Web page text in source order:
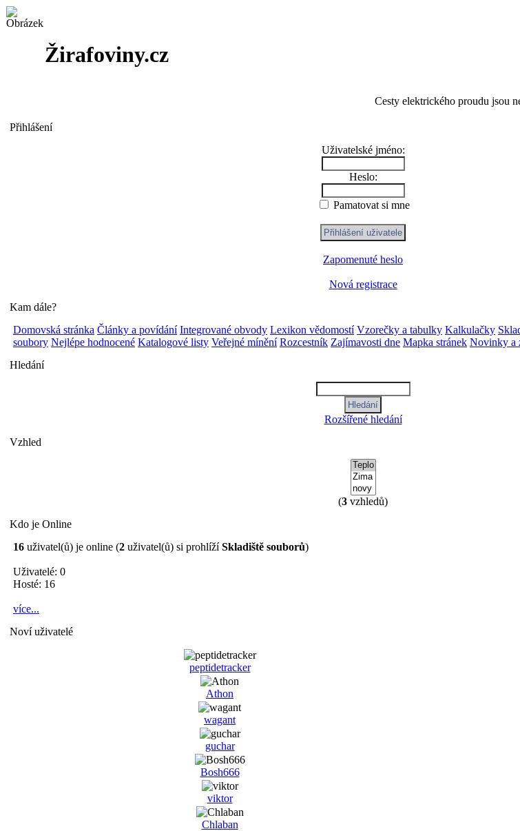
Žirafoviny.cz
Cesty elektrického proudu jsou
Přihlášení
Uživatelské jméno:
Heslo:
Pamatovat si mne
Zapomenuté heslo
Nová registrace
Kam dále?
Domovská stránka Články a povídání Integrované obvody Lexikon vědomostí Vzorečky a tabulky Kalkulačky
soubory Nejlépe hodnocené Katalogové listy Veřejné mínění Rozcestník Zajímavosti dne Mapka stránek Novinky a
Hledání
Rozšířené hledání
Vzhled
(3 vzhledů)
Kdo je Online
16 uživatel(ů) je online (2 uživatel(ů) si prohlížíSkladiště souborů)
Uživatelé: 0
Hosté: 16
více...
Noví uživatelé
peptidetracker
Athon
wagant
guchar
Bosh666
viktor
Chlaban